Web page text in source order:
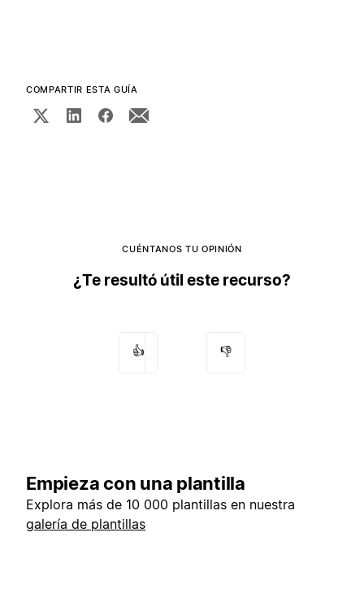
COMPARTIR ESTA GUÍA
CUÉNTANOS TU OPINIÓN
¿Te resultó útil este recurso?
👍 👎
Empieza con una plantilla
Explora más de 10 000 plantillas en nuestra
galería de plantillas